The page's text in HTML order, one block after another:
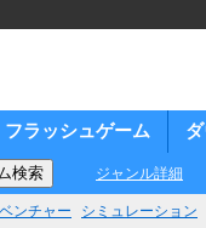
フラッシュゲーム
ジャンル詳細
ンチャー シミュレーション